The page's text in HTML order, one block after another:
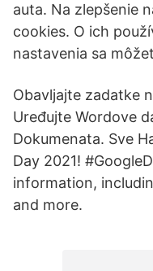
auta. Na zlepšenie
cookies. O ich
nastavenia sa
Obavljajte zadatke
Uređujte Wordove
Dokumenata. Sve
Day 2021!
information,
and more.